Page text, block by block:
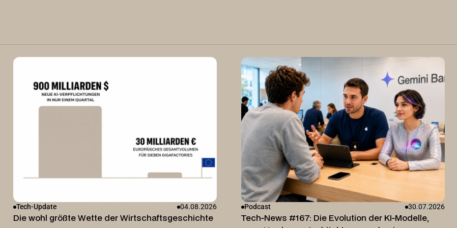
Tech-Update 04.08.2026
Die wohl größte Wette der Wirtschaftsgeschichte
Podcast 30.07.2026
Tech-News #167: Die Evolution der KI-Modelle,